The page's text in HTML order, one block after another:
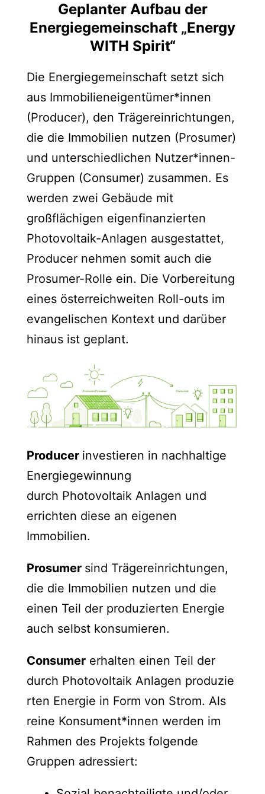
Geplanter Aufbau der
Energiegemeinschaft „Energy
WITH Spirit“
Die Energiegemeinschaft setzt sich
aus Immobilieneigentümer*innen
(Producer), den Trägereinrichtungen,
die die Immobilien nutzen (Prosumer)
und unterschiedlichen Nutzer*innen-
Gruppen (Consumer) zusammen. Es
werden zwei Gebäude mit
großflächigen eigenfinanzierten
Photovoltaik-Anlagen ausgestattet,
Producer nehmen somit auch die
Prosumer-Rolle ein. Die Vorbereitung
eines österreichweiten Roll-outs im
evangelischen Kontext und darüber
hinaus ist geplant.
Producer investieren in nachhaltige
Energiegewinnung
durch Photovoltaik Anlagen und
errichten diese an eigenen
Immobilien.
Prosumer sind Trägereinrichtungen,
die die Immobilien nutzen und die
einen Teil der produzierten Energie
auch selbst konsumieren.
Consumererhalten einen Teil der
durch Photovoltaik Anlagen produzie
rten Energie in Form von Strom. Als
reine Konsument*innen werden im
Rahmen des Projekts folgende
Gruppen adressiert: